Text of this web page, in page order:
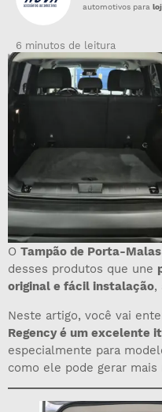
automotivos para
6 minutos de leitura
O Tampão de Porta-
desses produtos que une
original e fácil instalação,
Neste artigo, você vai
Regency é um excelente
especialmente para
como ele pode gerar